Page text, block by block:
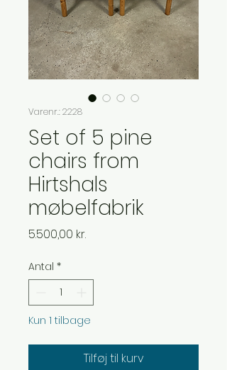
Varenr.: 2228
Set of 5 pine
chairs from
Hirtshals
møbelfabrik
5.500,00 kr.Pris
Antal *
Kun 1 tilbage
Tilføj til kurv